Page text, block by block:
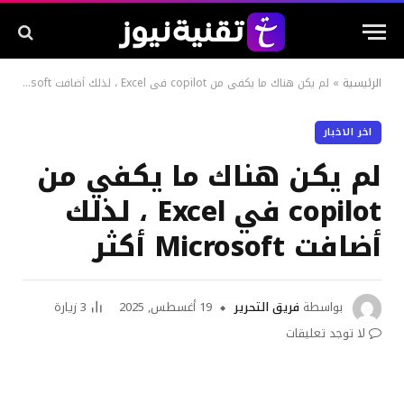
الرئيسية » لم يكن هناك ما يكفي من copilot في Excel ، لذلك أضافت Microsoft أكثر
اخر الاخبار
لم يكن هناك ما يكفي من
copilot في Excel ، لذلك
أضافت Microsoft أكثر
بواسطة فريق التحرير 19 أغسطس, 2025 3زيارة
لا توجد تعليقات